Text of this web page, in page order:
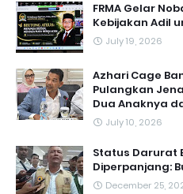
FRMA Gelar
Kebijakan Adil
July 19, 2026
Azhari Cage
Pulangkan
Dua Anaknya
July 10, 2026
Status Darurat
Diperpanjang:
December 25,